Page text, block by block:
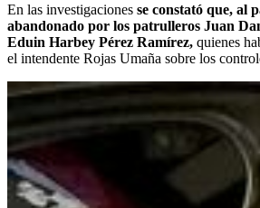
En las investigaciones se constató que, al
abandonado por los patrulleros Juan
Eduin Harbey Pérez Ramírez, quienes
el intendente Rojas Umaña sobre los